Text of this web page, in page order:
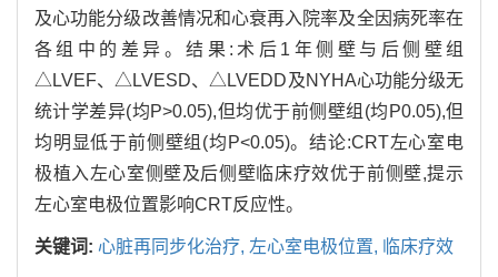
及心功能分级改善情况和心衰再入院率及全因病死率在
各组中的差异。结果:术后1年侧壁与后侧壁组
△LVEF、△LVESD、△LVEDD及NYHA心功能分级无
统计学差异(均P>0.05),但均优于前侧壁组(均P0.05),但
均明显低于前侧壁组(均P<0.05)。结论:CRT左心室电
极植入左心室侧壁及后侧壁临床疗效优于前侧壁,提示
左心室电极位置影响CRT反应性。
关键词: 心脏再同步化治疗, 左心室电极位置, 临床疗效